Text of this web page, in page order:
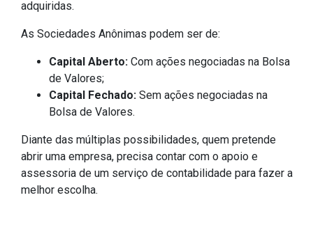
adquiridas.
As Sociedades Anônimas podem ser de:
Capital Aberto: Com ações negociadas na Bolsa
de Valores;
Capital Fechado: Sem ações negociadas na
Bolsa de Valores.
Diante das múltiplas possibilidades, quem pretende
abrir uma empresa, precisa contar com o apoio e
assessoria de um serviço de contabilidade para fazer a
melhor escolha.